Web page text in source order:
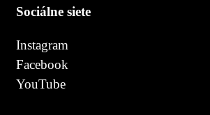
Sociálne siete
Instagram
Facebook
YouTube